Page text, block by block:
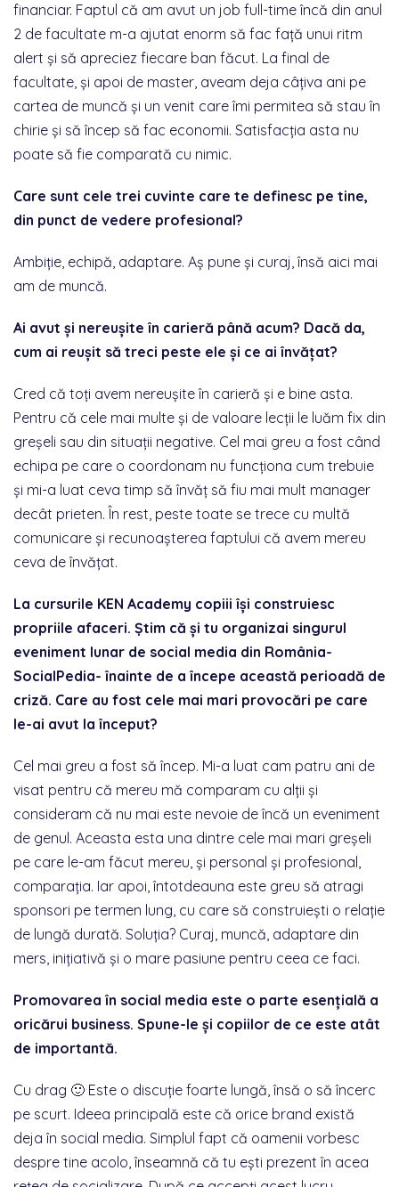
financiar. Faptul că am avut un job full-time încă din anul
2 de facultate m-a ajutat enorm să fac față unui ritm
alert și să apreciez fiecare ban făcut. La final de
facultate, și apoi de master, aveam deja câțiva ani pe
cartea de muncă și un venit care îmi permitea să stau în
chirie și să încep să fac economii. Satisfacția asta nu
poate să fie comparată cu nimic.
Care sunt cele trei cuvinte care te definesc pe tine,
din punct de vedere profesional?
Ambiție, echipă, adaptare. Aș pune și curaj, însă aici mai
am de muncă.
Ai avut și nereușite în carieră până acum? Dacă da,
cum ai reușit să treci peste ele și ce ai învățat?
Cred că toți avem nereușite în carieră și e bine asta.
Pentru că cele mai multe și de valoare lecții le luăm fix din
greșeli sau din situații negative. Cel mai greu a fost când
echipa pe care o coordonam nu funcționa cum trebuie
și mi-a luat ceva timp să învăț să fiu mai mult manager
decât prieten. În rest, peste toate se trece cu multă
comunicare și recunoașterea faptului că avem mereu
ceva de învățat.
La cursurile KEN Academy copiii își construiesc
propriile afaceri. Știm că și tu organizai singurul
eveniment lunar de social media din România-
SocialPedia- înainte de a începe această perioadă de
criză. Care au fost cele mai mari provocări pe care
le-ai avut la început?
Cel mai greu a fost să încep. Mi-a luat cam patru ani de
visat pentru că mereu mă comparam cu alții și
consideram că nu mai este nevoie de încă un eveniment
de genul. Aceasta esta una dintre cele mai mari greșeli
pe care le-am făcut mereu, și personal și profesional,
comparația. Iar apoi, întotdeauna este greu să atragi
sponsori pe termen lung, cu care să construiești o relație
de lungă durată. Soluția? Curaj, muncă, adaptare din
mers, inițiativă și o mare pasiune pentru ceea ce faci.
Promovarea în social media este o parte esențială a
oricărui business. Spune-le și copiilor de ce este atât
de importantă.
Cu drag 🙂 Este o discuție foarte lungă, însă o să încerc
pe scurt. Ideea principală este că orice brand există
deja în social media. Simplul fapt că oamenii vorbesc
despre tine acolo, înseamnă că tu ești prezent în acea